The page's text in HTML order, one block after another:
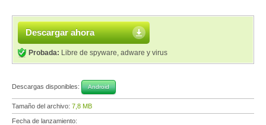
Descargar ahora
Probada: Libre de spyware, adware y virus
Descargas disponibles: Android
Tamaño del archivo: 7,8 MB
Fecha de lanzamiento: